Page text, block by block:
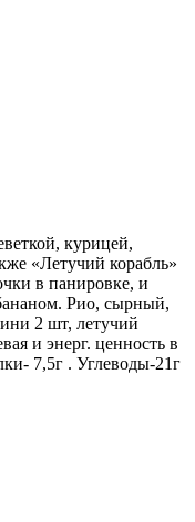
курицей,
«Летучий корабль»
в панировке, и
Рио, сырный,
2 шт, летучий
и энерг. ценность в
7,5г . Углеводы-21г